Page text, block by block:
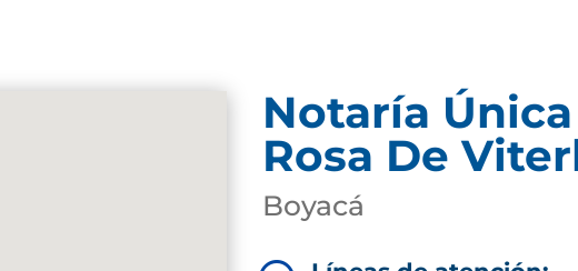
Notaría
Rosa De
Boyacá